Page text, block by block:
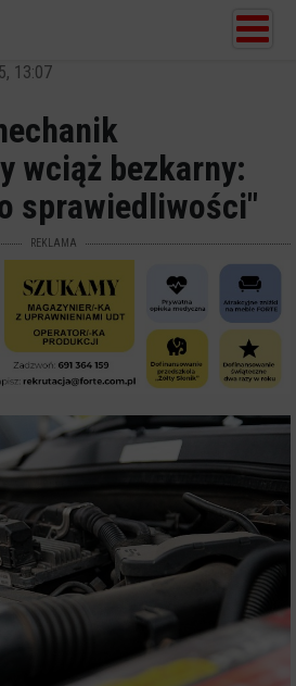
13:07
wciąż bezkarny:
sprawiedliwości"
REKLAMA